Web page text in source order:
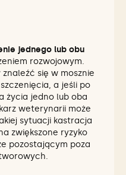
jednego lub obu
rozwojowym.
się w mosznie
a jeśli po
życia jedno lub oba
weterynarii może
sytuacji kastracja
zwiększone ryzyko
pozostającym poza